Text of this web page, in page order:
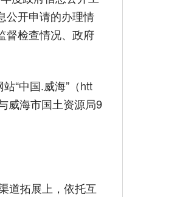
公开申请的办理情
督检查情况、政府
“中国.威海”（htt
威海市国土资源局9
道拓展上，依托互